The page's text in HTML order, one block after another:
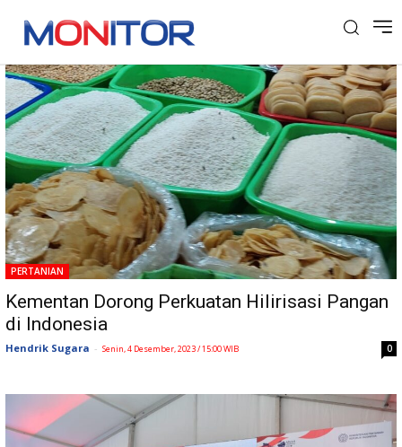
Tag: Hilirisasi Pangan
PERTANIAN
Kementan Dorong Perkuatan Hilirisasi Pangan
di Indonesia
Hendrik Sugara - Senin, 4 Desember, 2023 / 15:00 WIB 0